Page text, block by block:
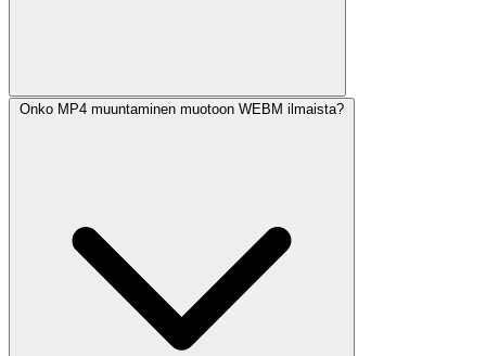
Onko MP4 muuntaminen muotoon WEBM ilmaista?